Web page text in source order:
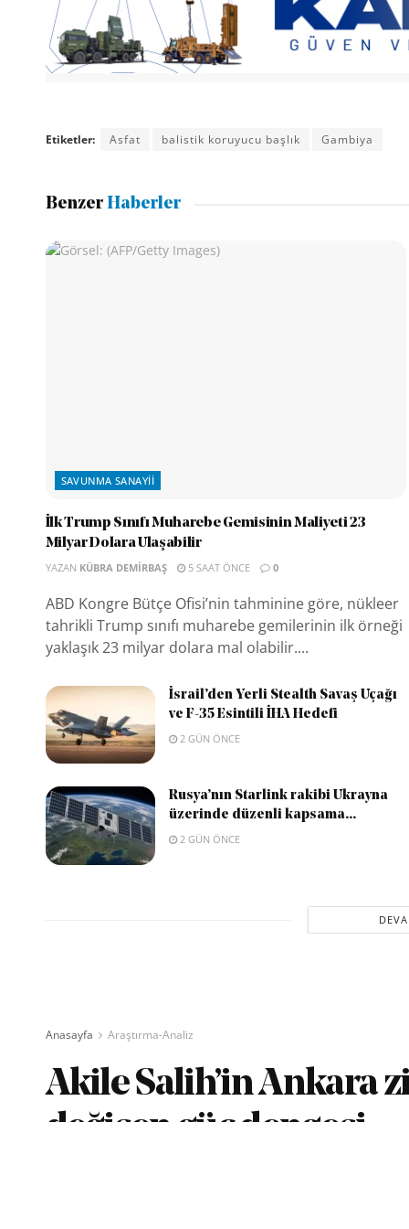
Etiketler: Asfat balistik koruyucu başlık Gambiya
BenzerHaberler
SAVUNMA SANAYII
İlk Trump Sınıfı Muharebe Gemisinin Maliyeti 23
Milyar Dolara Ulaşabilir
YAZAN KÜBRA DEMIRBAŞ 5 SAAT ÖNCE 0
ABD Kongre Bütçe Ofisi’nin tahminine göre, nükleer
tahrikli Trump sınıfı muharebe gemilerinin ilk örneği
yaklaşık 23 milyar dolara mal olabilir....
İsrail’den Yerli Stealth Savaş Uçağı
ve F-35 Esintili İHA Hedefi
2 GÜN ÖNCE
Rusya’nın Starlink rakibi Ukrayna
üzerinde düzenli kapsama...
2 GÜN ÖNCE
Anasayfa Araştırma-Analiz
Akile Salih’in Ankara
değişen güç dengesi